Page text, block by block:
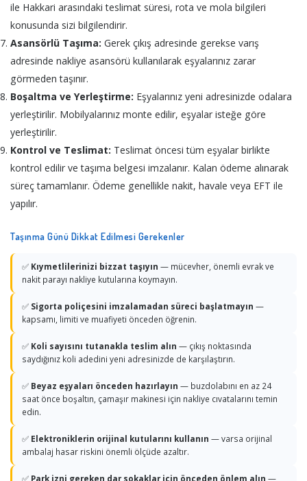
ile Hakkari arasındaki teslimat süresi, rota ve mola bilgileri
konusunda sizi bilgilendirir.
Asansörlü Taşıma: Gerek çıkış adresinde gerekse varış
adresinde nakliye asansörü kullanılarak eşyalarınız zarar
görmeden taşınır.
Boşaltma ve Yerleştirme: Eşyalarınız yeni adresinizde odalara
yerleştirilir. Mobilyalarınız monte edilir, eşyalar isteğe göre
yerleştirilir.
Kontrol ve Teslimat: Teslimat öncesi tüm eşyalar birlikte
kontrol edilir ve taşıma belgesi imzalanır. Kalan ödeme alınarak
süreç tamamlanır. Ödeme genellikle nakit, havale veya EFT ile
yapılır.
Taşınma Günü Dikkat Edilmesi Gerekenler
✅ Kıymetlilerinizi bizzat taşıyın — mücevher, önemli evrak ve
nakit parayı nakliye kutularına koymayın.
✅ Sigorta poliçesini imzalamadan süreci başlatmayın —
kapsamı, limiti ve muafiyeti önceden öğrenin.
✅ Koli sayısını tutanakla teslim alın — çıkış noktasında
saydığınız koli adedini yeni adresinizde de karşılaştırın.
✅ Beyaz eşyaları önceden hazırlayın — buzdolabını en az 24
saat önce boşaltın, çamaşır makinesi için nakliye cıvatalarını temin
edin.
✅ Elektroniklerin orijinal kutularını kullanın — varsa orijinal
ambalaj hasar riskini önemli ölçüde azaltır.
✅ Park izni gereken dar sokaklar için önceden önlem alın —